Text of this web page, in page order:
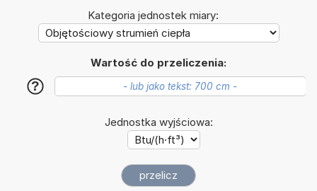
Kategoria jednostek miary:
Wartość do przeliczenia:
?
Jednostka wyjściowa: